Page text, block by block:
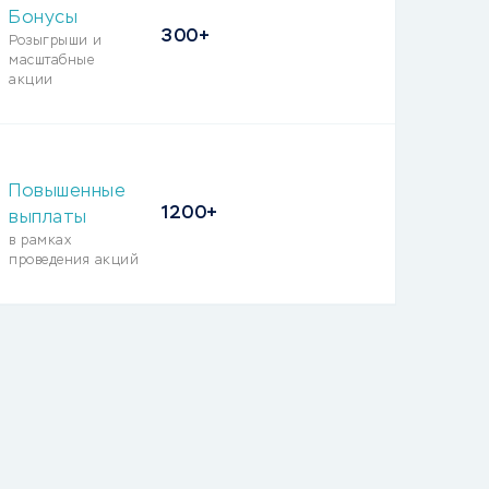
Бонусы
Розыгрыши и
масштабные
акции
300+
Повышенные
выплаты
в рамках
проведения акций
1200+